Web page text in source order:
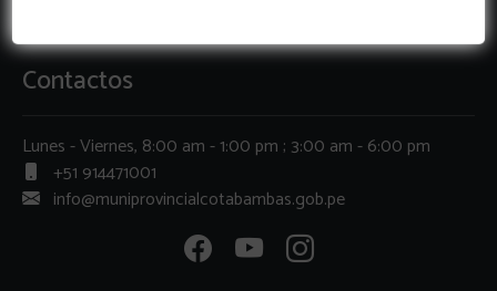
Contactos
Lunes - Viernes, 8:00 am - 1:00 pm ; 3:00 am - 6:00 pm
+51 914471001
info@muniprovincialcotabambas.gob.pe